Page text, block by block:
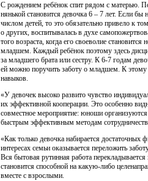
С рождением ребёнок спит рядом с матерью.
нянькой становится девочка 6 – 7 лет. Если
числом детей, то это обязательно привело к
о других, воспитывалась в духе
того возраста, когда его своеволие
младшем. Каждый ребёнок поэтому здесь
за младшего брата или сестру. К 6-7 годам
ей можно поручить заботу о младшем. К
навыков.
«У девочек высоко развито чувство
их эффективной кооперации. Это особенно
совместное мероприятие: юноши
быстрым эффективным методам
«Как только девочка набирается
интересах семьи оказывается переложить
Вся бытовая рутинная работа
становится способной на какую-либо
вместе с взрослыми.